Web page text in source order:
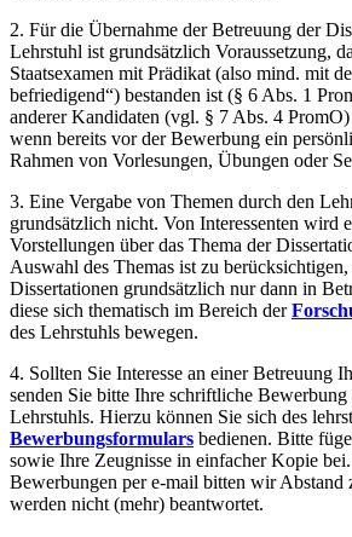
2. Für die Übernahme der Betreuung der
Lehrstuhl ist grundsätzlich Voraussetzung,
Staatsexamen mit Prädikat (also mind. mit
befriedigend“) bestanden ist (§ 6 Abs. 1
anderer Kandidaten (vgl. § 7 Abs. 4
wenn bereits vor der Bewerbung ein
Rahmen von Vorlesungen, Übungen oder
3. Eine Vergabe von Themen durch den
grundsätzlich nicht. Von Interessenten wird
Vorstellungen über das Thema der
Auswahl des Themas ist zu
Dissertationen grundsätzlich nur dann in
diese sich thematisch im Bereich der
des Lehrstuhls bewegen.
4. Sollten Sie Interesse an einer Betreuung
senden Sie bitte Ihre schriftliche Bewerbung
Lehrstuhls. Hierzu können Sie sich des
Bewerbungsformulars bedienen. Bitte
sowie Ihre Zeugnisse in einfacher Kopie
Bewerbungen per e-mail bitten wir Abstand
werden nicht (mehr) beantwortet.